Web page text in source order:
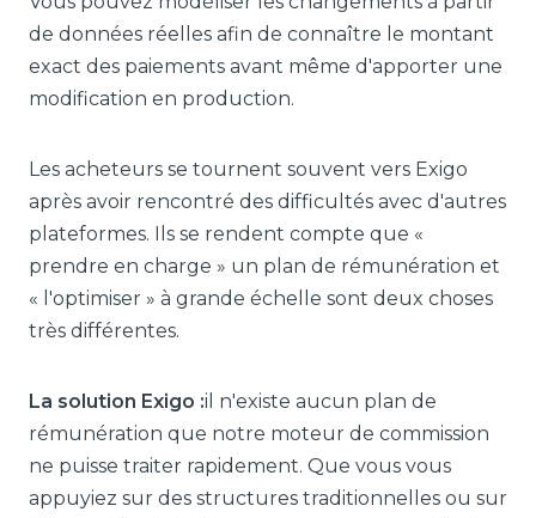
de données réelles afin de connaître le montant
exact des paiements avant même d'apporter une
modification en production.
Les acheteurs se tournent souvent vers Exigo
après avoir rencontré des difficultés avec d'autres
plateformes. Ils se rendent compte que «
prendre en charge » un plan de rémunération et
« l'optimiser » à grande échelle sont deux choses
très différentes.
La solution Exigo :il n'existe aucun plan de
rémunération que notre moteur de commission
ne puisse traiter rapidement. Que vous vous
appuyiez sur des structures traditionnelles ou sur